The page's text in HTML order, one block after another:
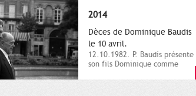
2014
Dèces de Dominique Baudis
le 10 avril.
12.10.1982. P. Baudis présente
son fils Dominique comme